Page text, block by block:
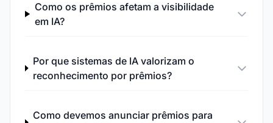
Como os prêmios afetam a visibilidade
em IA?
Por que sistemas de IA valorizam o
reconhecimento por prêmios?
Como devemos anunciar prêmios para